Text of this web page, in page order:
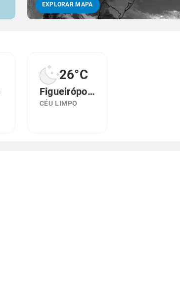
EXPLORAR MAPA
26°C
Figueirópolis, TO
CÉU LIMPO